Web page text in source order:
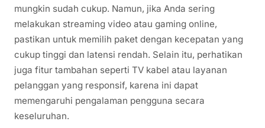
mungkin sudah cukup. Namun, jika Anda sering
melakukan streaming video atau gaming online,
pastikan untuk memilih paket dengan kecepatan yang
cukup tinggi dan latensi rendah. Selain itu, perhatikan
juga fitur tambahan seperti TV kabel atau layanan
pelanggan yang responsif, karena ini dapat
memengaruhi pengalaman pengguna secara
keseluruhan.